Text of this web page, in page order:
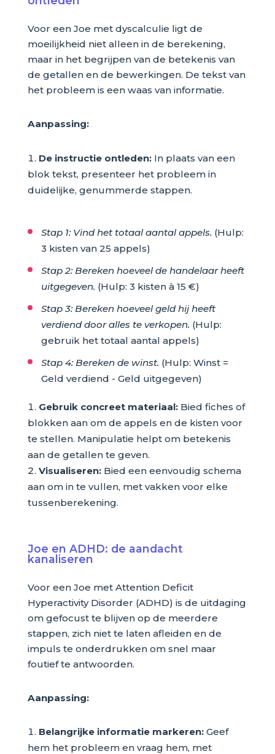
Voor een Joe met dyscalculie ligt de
moeilijkheid niet alleen in de berekening,
maar in het begrijpen van de betekenis van
de getallen en de bewerkingen. De tekst van
het probleem is een waas van informatie.
Aanpassing:
De instructie ontleden:In plaats van een
blok tekst, presenteer het probleem in
duidelijke, genummerde stappen.
Stap 1: Vind het totaal aantal appels. (Hulp:
3 kisten van 25 appels)
Stap 2: Bereken hoeveel de handelaar heeft
uitgegeven. (Hulp: 3 kisten à 15 €)
Stap 3: Bereken hoeveel geld hij heeft
verdiend door alles te verkopen. (Hulp:
gebruik het totaal aantal appels)
Stap 4: Bereken de winst. (Hulp: Winst =
Geld verdiend - Geld uitgegeven)
Gebruik concreet materiaal:Bied fiches of
blokken aan om de appels en de kisten voor
te stellen. Manipulatie helpt om betekenis
aan de getallen te geven.
Visualiseren:Bied een eenvoudig schema
aan om in te vullen, met vakken voor elke
tussenberekening.
Joe en ADHD: de aandacht
kanaliseren
Voor een Joe met Attention Deficit
Hyperactivity Disorder (ADHD) is de uitdaging
om gefocust te blijven op de meerdere
stappen, zich niet te laten afleiden en de
impuls te onderdrukken om snel maar
foutief te antwoorden.
Aanpassing:
Belangrijke informatie markeren:Geef
hem het probleem en vraag hem, met